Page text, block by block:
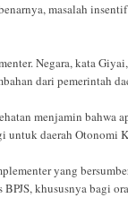
masalah
Negara, kata
dari pemerintah
menjamin bahwa
untuk daerah Otonomi
yang
khususnya bagi